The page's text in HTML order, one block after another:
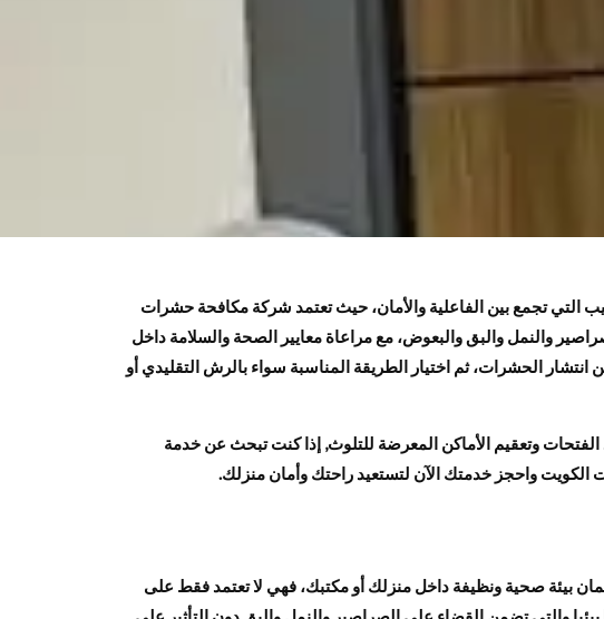
تجمع بين الفاعلية والأمان، حيث تعتمد شركة مكافحة حشرات
والنمل والبق والبعوض، مع مراعاة معايير الصحة والسلامة داخل
الحشرات، ثم اختيار الطريقة المناسبة سواء بالرش التقليدي أو
وتعقيم الأماكن المعرضة للتلوث, إذا كنت تبحث عن خدمة
واحجز خدمتك الآن لتستعيد راحتك وأمان منزلك.
بيئة صحية ونظيفة داخل منزلك أو مكتبك، فهي لا تعتمد فقط على